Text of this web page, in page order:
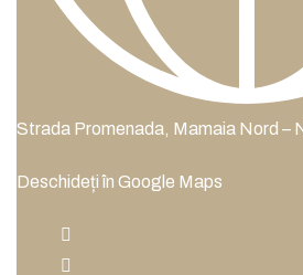
Strada Promenada, Mamaia Nord –
Deschideți în Google Maps